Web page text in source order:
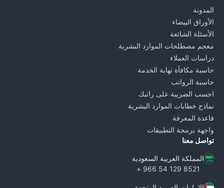
المدونة
الأوراق البيضاء
الأسئلة الشائعة
معجم مصطلحات الموارد البشرية
دراسات العملاء
حاسبة مكافأة نهاية الخدمة
حاسبة الرواتب
احسب الضريبة على راتبك
نماذج خطابات الموارد البشرية
قاعدة المعرفة
واجهة برمجة التطبيقات
تواصل معنا
المملكة العربية السعودية
8521 129 54 966 +